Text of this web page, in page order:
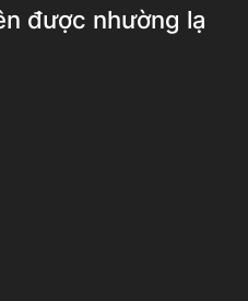
được nhường lại